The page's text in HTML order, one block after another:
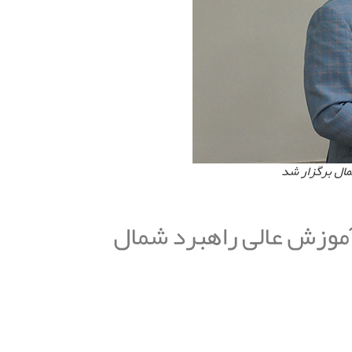
برگزار شد
عالی راهبرد شمال